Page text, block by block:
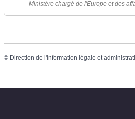
Ministère chargé de l'Europe et des
© Direction de l'information légale et